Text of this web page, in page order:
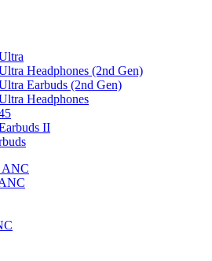
Headphones (2nd Gen)
Earbuds (2nd Gen)
Headphones
II
ANC